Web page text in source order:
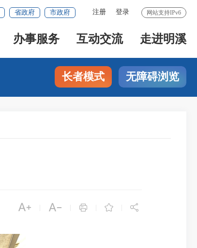
网站支持IPv6
注册 登录
省政府 市政府
办事服务 互动交流 走进明溪
长者模式 无障碍浏览
    